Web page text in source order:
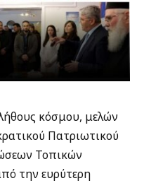
κόσμου, μελών
Πατριωτικού
Τοπικών
την ευρύτερη